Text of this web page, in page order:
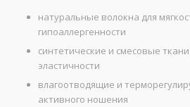
натуральные волокна для
гипоаллергенности
синтетические и смесовые
эластичности
влагоотводящие и
активного ношения